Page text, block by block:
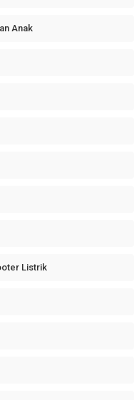
Anak
Listrik